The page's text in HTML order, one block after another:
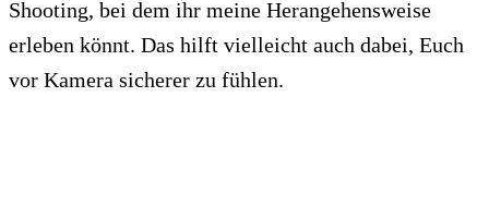
Shooting, bei dem ihr meine Herangehensweise
erleben könnt. Das hilft vielleicht auch dabei, Euch
vor Kamera sicherer zu fühlen.